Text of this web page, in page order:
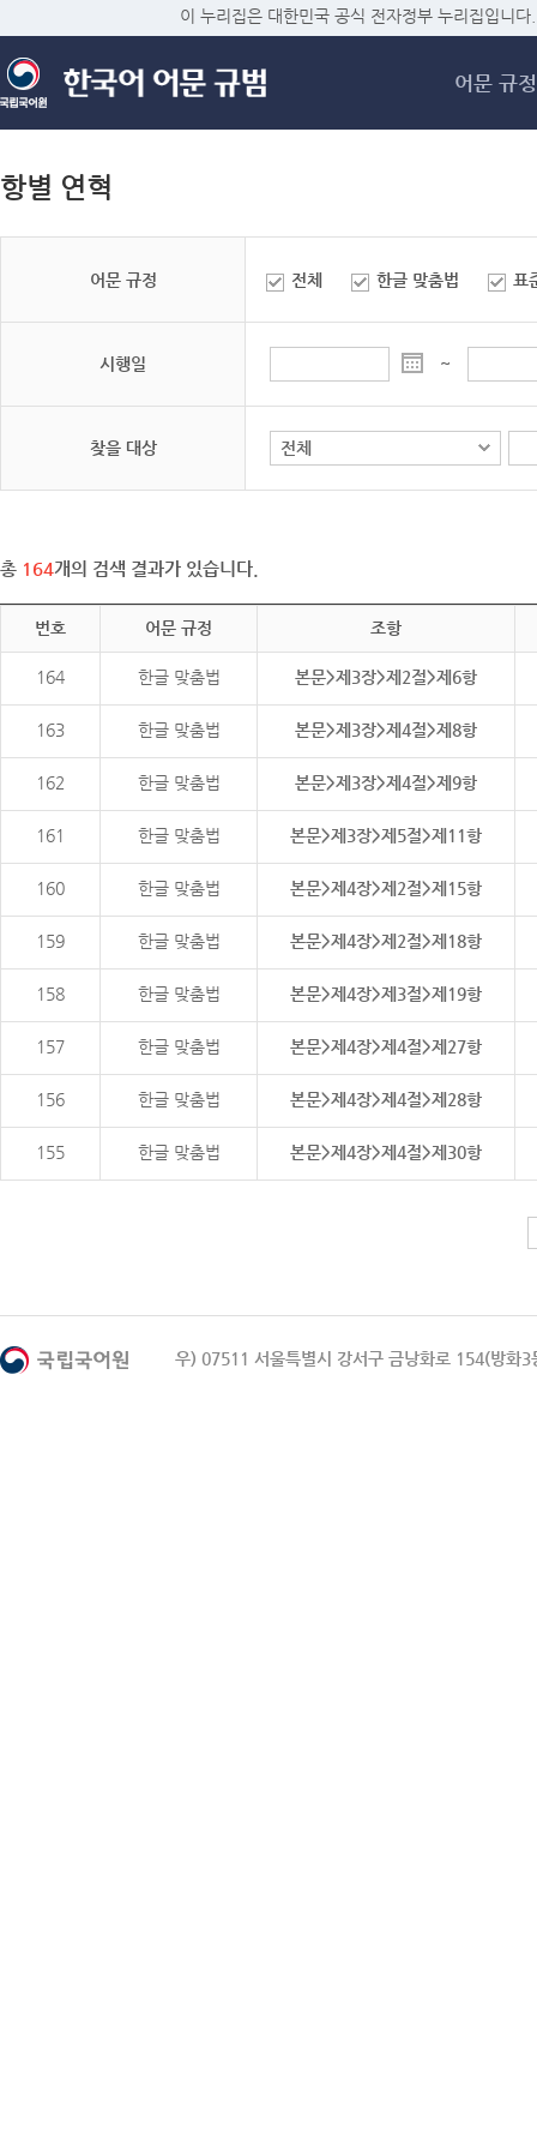
메
이 누리집은 대한민국 공식 전자정부 누리집입니다.
어문 규정
항별 연혁
어문 규정 전체 한글 맞춤법 표
시행일 ~
찾을 대상
총 164개의 검색 결과가 있습니다.
번호 어문 규정 조항
164 한글 맞춤법 본문>제3장>제2절>제6항
163 한글 맞춤법 본문>제3장>제4절>제8항
162 한글 맞춤법 본문>제3장>제4절>제9항
161 한글 맞춤법 본문>제3장>제5절>제11항
160 한글 맞춤법 본문>제4장>제2절>제15항
159 한글 맞춤법 본문>제4장>제2절>제18항
158 한글 맞춤법 본문>제4장>제3절>제19항
157 한글 맞춤법 본문>제4장>제4절>제27항
156 한글 맞춤법 본문>제4장>제4절>제28항
155 한글 맞춤법 본문>제4장>제4절>제30항
우) 07511 서울특별시 강서구 금낭화로 154(방화3